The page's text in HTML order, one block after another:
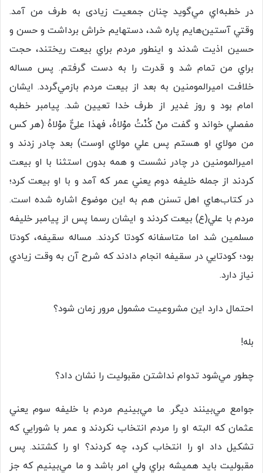
در خطبه‌اي مي‌گويد چنان جمعيت زیادی به طرف من آمد.
وقتي آستين‌هايم پاره شد، دستهايم خراش برداشت و حسن و
حسين اذیت شدند و اينطور مردم براي بيعت ريختند، حجت
براي من تمام شد و قدرت را به دست گرفتم. پس مساله
خلافت اميرالمومنين به بعد از بيعت مردم بازمي‌گردد. ايشان
امام بود و روز غدير از طرف خدا تعيين شد. پيامبر خطبه
مفصلي خواند و گفت منْ كُنْتُ موْلاهُ، فهذا علِىٌّ موْلاهُ (هر كس
من مولاي او هستم پس علي مولاي اوست) بعد چادر زدند و
اميرالمومنين در چادر نشست و همه بدون استثنا با او بيعت
كردند از جمله خليفه دوم يعني عمر كه آمد و با او بيعت كرد؛
در كتاب‌هاي اهل تسنن هم به اين موضوع اشاره شده است.
مردم با علي(ع) بيعت كردند و ايشان رسما پس از پيامبر خليفه
مسلمين شد اما متاسفانه كودتا كردند. مساله سقیفه، كودتا
بود؛ كودتايي در سقیفه انجام دادند كه شرح آن به وقت زيادي
نياز دارد.
احتمال دارد اين مشروعيت مشمول مرور زمان شود؟
بله!
چطور مي‌شود تدوام نداشتن مقبوليت را نشان داد؟
جوامع مي‌بينند ديگر. ما مي‌بينيم مردم با خليفه سوم يعني
عثمان كه البته او را مردم انتخاب نكردند و عمر با شورايي كه
تشكيل داد او را انتخاب كرد، چه كردند؟ او را كشتند. پس
مقبوليت بايد هميشه براي ولي امر باشد و ما مي‌بينيم كه جز